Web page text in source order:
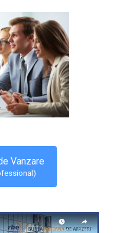
Vanzare